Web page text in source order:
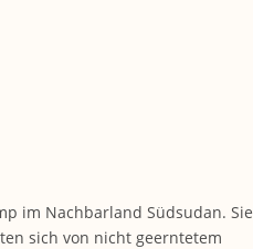
im Nachbarland Südsudan. Sie
sich von nicht geerntetem